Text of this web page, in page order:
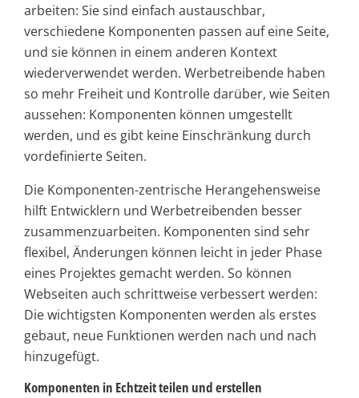
arbeiten: Sie sind einfach austauschbar,
verschiedene Komponenten passen auf eine Seite,
und sie können in einem anderen Kontext
wiederverwendet werden. Werbetreibende haben
so mehr Freiheit und Kontrolle darüber, wie Seiten
aussehen: Komponenten können umgestellt
werden, und es gibt keine Einschränkung durch
vordefinierte Seiten.
Die Komponenten-zentrische Herangehensweise
hilft Entwicklern und Werbetreibenden besser
zusammenzuarbeiten. Komponenten sind sehr
flexibel, Änderungen können leicht in jeder Phase
eines Projektes gemacht werden. So können
Webseiten auch schrittweise verbessert werden:
Die wichtigsten Komponenten werden als erstes
gebaut, neue Funktionen werden nach und nach
hinzugefügt.
Komponenten in Echtzeit teilen und erstellen